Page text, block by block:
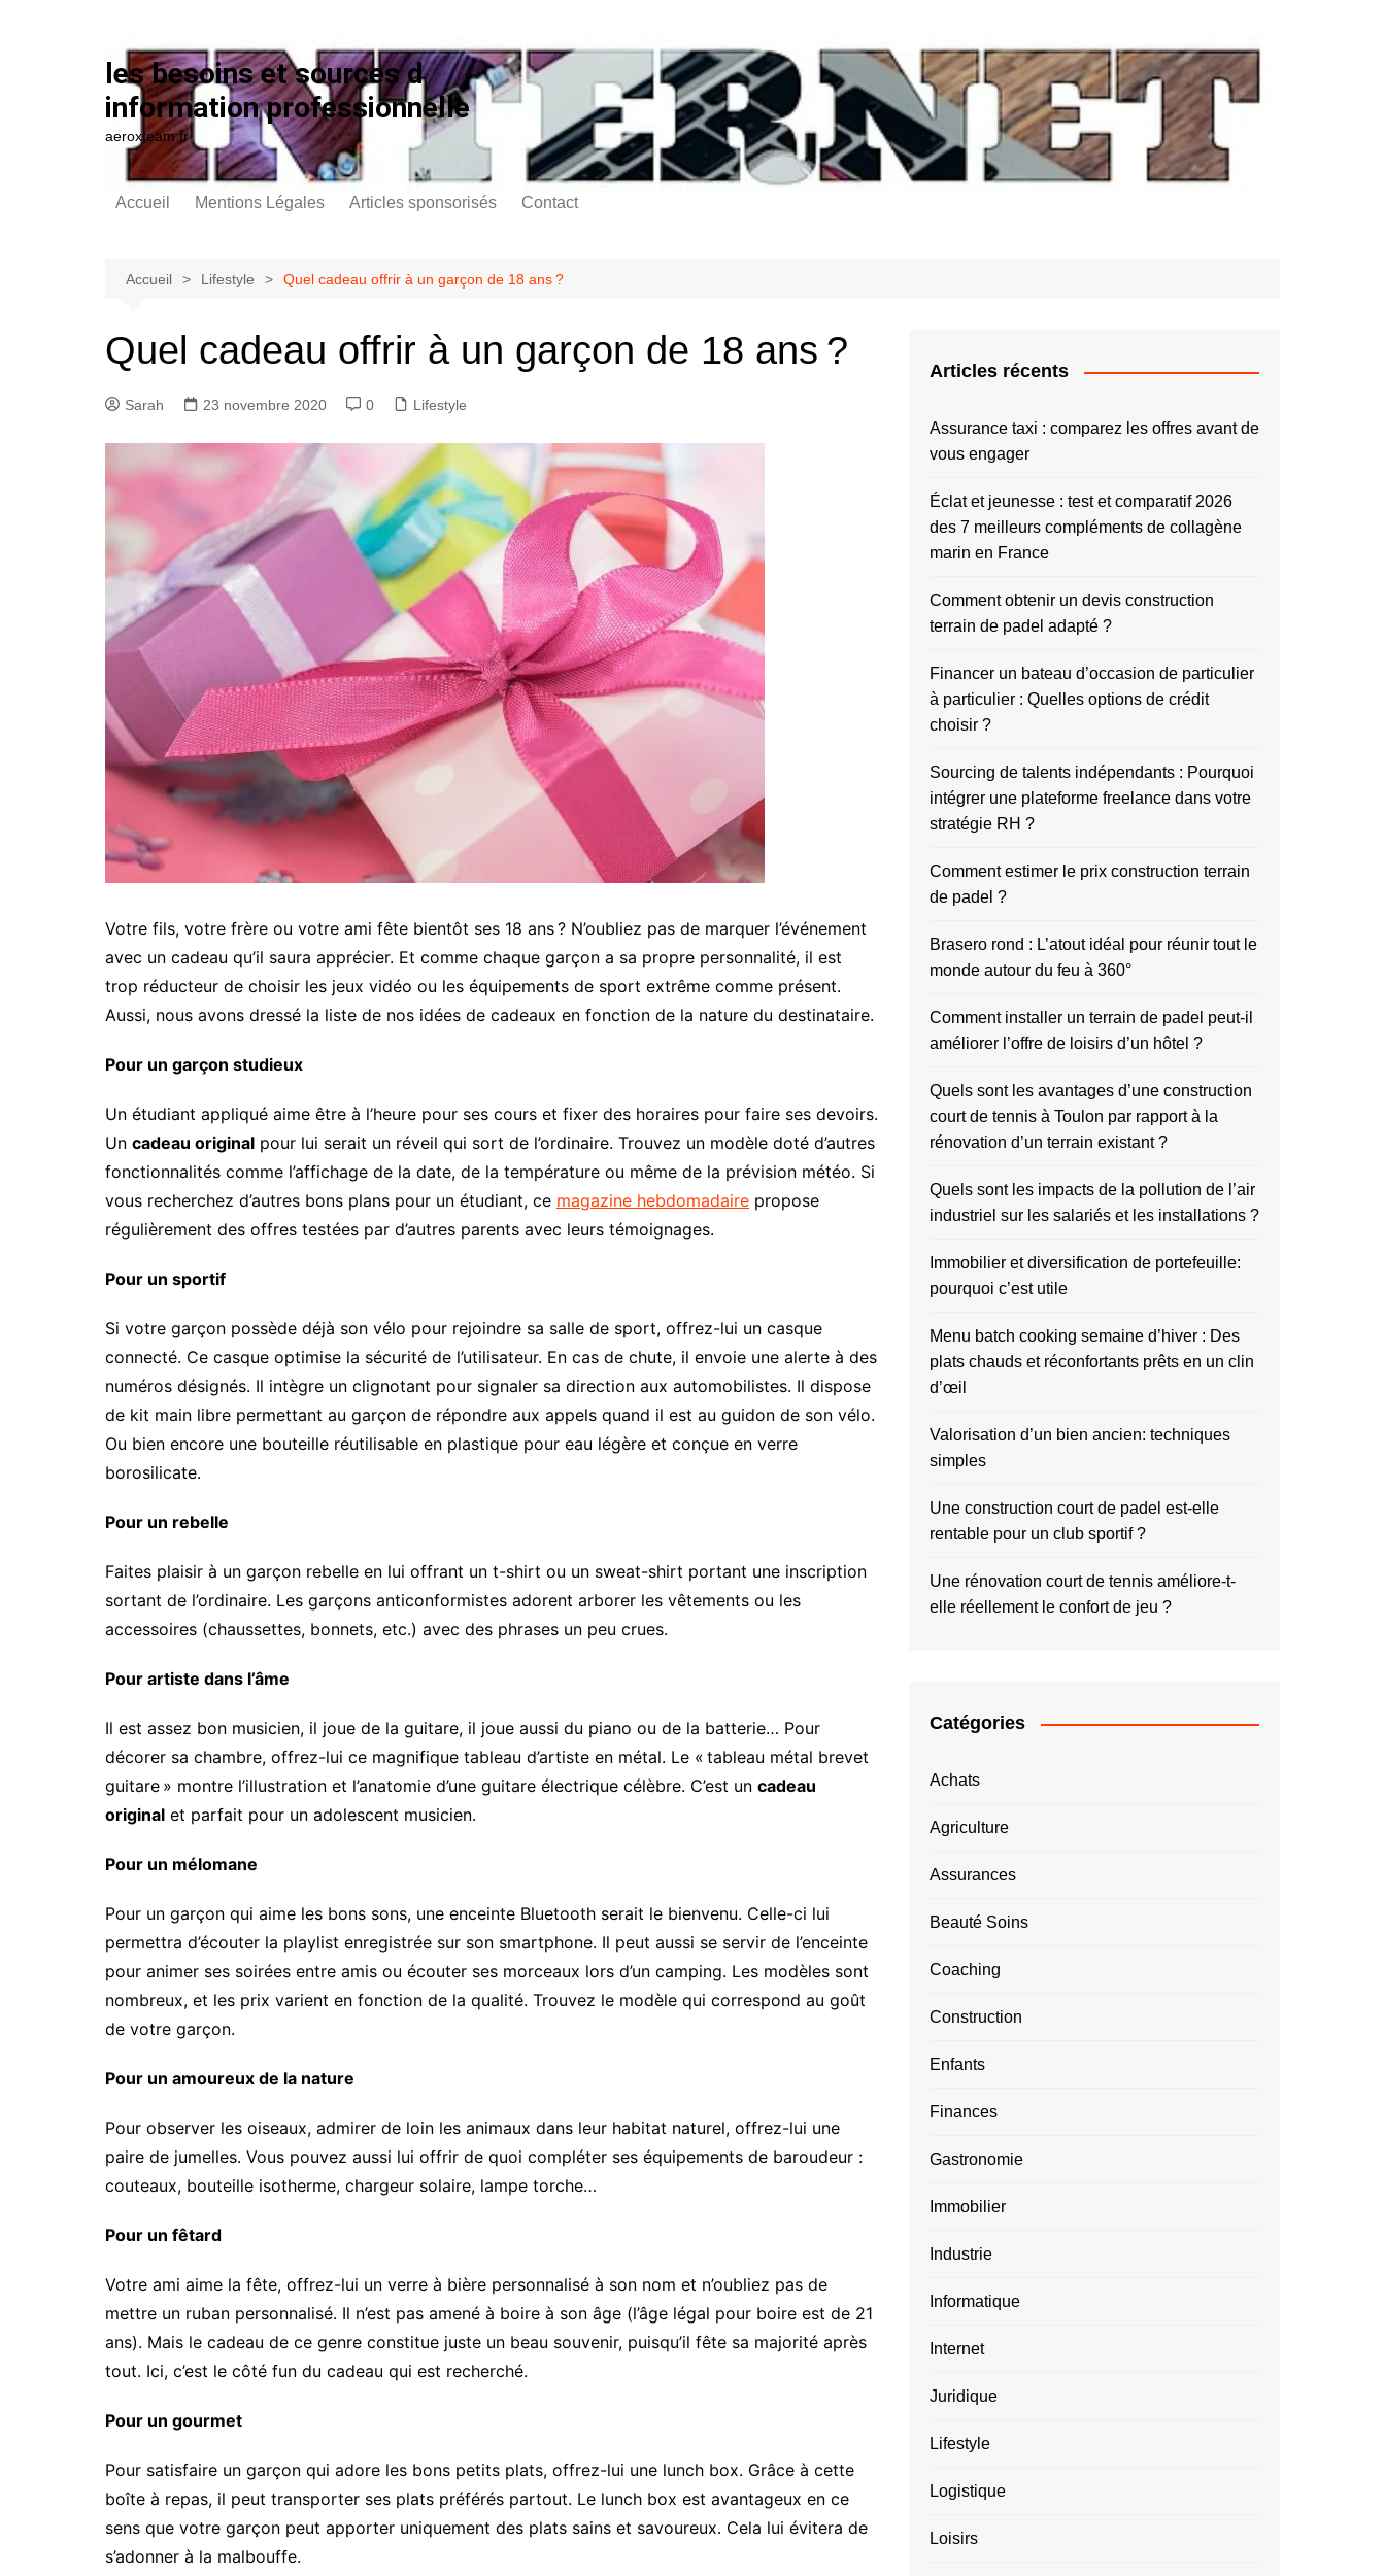
les besoins et sources d
information professionnelle
aeroxteam.fr
Accueil Mentions Légales Articles sponsorisés Contact
Accueil Lifestyle Quel cadeau offrir à un garçon de 18 ans ?
Quel cadeau offrir à un garçon de 18 ans ?
Sarah 23 novembre 2020 0 Lifestyle
Votre fils, votre frère ou votre ami fête bientôt ses 18 ans ? N’oubliez pas de marquer l’événement
avec un cadeau qu’il saura apprécier. Et comme chaque garçon a sa propre personnalité, il est
trop réducteur de choisir les jeux vidéo ou les équipements de sport extrême comme présent.
Aussi, nous avons dressé la liste de nos idées de cadeaux en fonction de la nature du destinataire.
Pour un garçon studieux
Un étudiant appliqué aime être à l’heure pour ses cours et fixer des horaires pour faire ses devoirs.
Un cadeau original pour lui serait un réveil qui sort de l’ordinaire. Trouvez un modèle doté d’autres
fonctionnalités comme l’affichage de la date, de la température ou même de la prévision météo. Si
vous recherchez d’autres bons plans pour un étudiant, ce magazine hebdomadaire propose
régulièrement des offres testées par d’autres parents avec leurs témoignages.
Pour un sportif
Si votre garçon possède déjà son vélo pour rejoindre sa salle de sport, offrez-lui un casque
connecté. Ce casque optimise la sécurité de l’utilisateur. En cas de chute, il envoie une alerte à des
numéros désignés. Il intègre un clignotant pour signaler sa direction aux automobilistes. Il dispose
de kit main libre permettant au garçon de répondre aux appels quand il est au guidon de son vélo.
Ou bien encore une bouteille réutilisable en plastique pour eau légère et conçue en verre
borosilicate.
Pour un rebelle
Faites plaisir à un garçon rebelle en lui offrant un t-shirt ou un sweat-shirt portant une inscription
sortant de l’ordinaire. Les garçons anticonformistes adorent arborer les vêtements ou les
accessoires (chaussettes, bonnets, etc.) avec des phrases un peu crues.
Pour artiste dans l’âme
Il est assez bon musicien, il joue de la guitare, il joue aussi du piano ou de la batterie… Pour
décorer sa chambre, offrez-lui ce magnifique tableau d’artiste en métal. Le « tableau métal brevet
guitare » montre l’illustration et l’anatomie d’une guitare électrique célèbre. C’est un cadeau
original et parfait pour un adolescent musicien.
Pour un mélomane
Pour un garçon qui aime les bons sons, une enceinte Bluetooth serait le bienvenu. Celle-ci lui
permettra d’écouter la playlist enregistrée sur son smartphone. Il peut aussi se servir de l’enceinte
pour animer ses soirées entre amis ou écouter ses morceaux lors d’un camping. Les modèles sont
nombreux, et les prix varient en fonction de la qualité. Trouvez le modèle qui correspond au goût
de votre garçon.
Pour un amoureux de la nature
Pour observer les oiseaux, admirer de loin les animaux dans leur habitat naturel, offrez-lui une
paire de jumelles. Vous pouvez aussi lui offrir de quoi compléter ses équipements de baroudeur :
couteaux, bouteille isotherme, chargeur solaire, lampe torche…
Pour un fêtard
Votre ami aime la fête, offrez-lui un verre à bière personnalisé à son nom et n’oubliez pas de
mettre un ruban personnalisé. Il n’est pas amené à boire à son âge (l’âge légal pour boire est de 21
ans). Mais le cadeau de ce genre constitue juste un beau souvenir, puisqu’il fête sa majorité après
tout. Ici, c’est le côté fun du cadeau qui est recherché.
Pour un gourmet
Pour satisfaire un garçon qui adore les bons petits plats, offrez-lui une lunch box. Grâce à cette
boîte à repas, il peut transporter ses plats préférés partout. Le lunch box est avantageux en ce
sens que votre garçon peut apporter uniquement des plats sains et savoureux. Cela lui évitera de
s’adonner à la malbouffe.
Articles récents
Assurance taxi : comparez les offres avant de
vous engager
Éclat et jeunesse : test et comparatif 2026
des 7 meilleurs compléments de collagène
marin en France
Comment obtenir un devis construction
terrain de padel adapté ?
Financer un bateau d’occasion de particulier
à particulier : Quelles options de crédit
choisir ?
Sourcing de talents indépendants : Pourquoi
intégrer une plateforme freelance dans votre
stratégie RH ?
Comment estimer le prix construction terrain
de padel ?
Brasero rond : L’atout idéal pour réunir tout le
monde autour du feu à 360°
Comment installer un terrain de padel peut-il
améliorer l’offre de loisirs d’un hôtel ?
Quels sont les avantages d’une construction
court de tennis à Toulon par rapport à la
rénovation d’un terrain existant ?
Quels sont les impacts de la pollution de l’air
industriel sur les salariés et les installations ?
Immobilier et diversification de portefeuille:
pourquoi c’est utile
Menu batch cooking semaine d’hiver : Des
plats chauds et réconfortants prêts en un clin
d’œil
Valorisation d’un bien ancien: techniques
simples
Une construction court de padel est-elle
rentable pour un club sportif ?
Une rénovation court de tennis améliore-t-
elle réellement le confort de jeu ?
Catégories
Achats
Agriculture
Assurances
Beauté Soins
Coaching
Construction
Enfants
Finances
Gastronomie
Immobilier
Industrie
Informatique
Internet
Juridique
Lifestyle
Logistique
Loisirs